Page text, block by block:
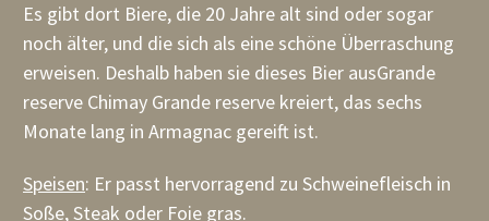
Es gibt dort Biere, die 20 Jahre alt sind oder sogar
noch älter, und die sich als eine schöne Überraschung
erweisen. Deshalb haben sie dieses Bier ausGrande
reserve Chimay Grande reserve kreiert, das sechs
Monate lang in Armagnac gereift ist.
Speisen: Er passt hervorragend zu Schweinefleisch in
Soße, Steak oder Foie gras.